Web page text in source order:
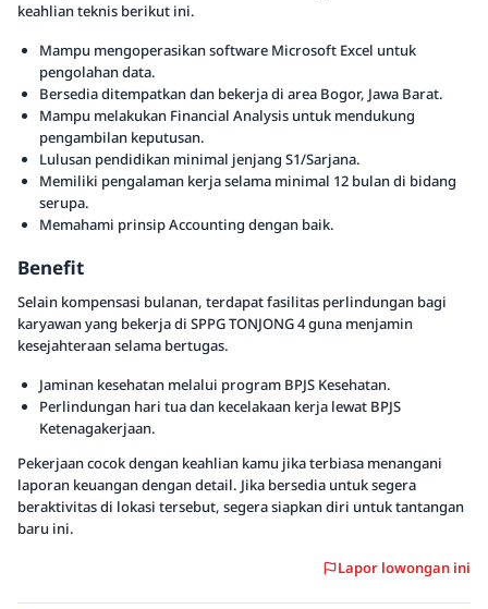
keahlian teknis berikut ini.
Mampu mengoperasikan software Microsoft Excel untuk
pengolahan data.
Bersedia ditempatkan dan bekerja di area Bogor, Jawa Barat.
Mampu melakukan Financial Analysis untuk mendukung
pengambilan keputusan.
Lulusan pendidikan minimal jenjang S1/Sarjana.
Memiliki pengalaman kerja selama minimal 12 bulan di bidang
serupa.
Memahami prinsip Accounting dengan baik.
Benefit
Selain kompensasi bulanan, terdapat fasilitas perlindungan bagi
karyawan yang bekerja di SPPG TONJONG 4 guna menjamin
kesejahteraan selama bertugas.
Jaminan kesehatan melalui program BPJS Kesehatan.
Perlindungan hari tua dan kecelakaan kerja lewat BPJS
Ketenagakerjaan.
Pekerjaan cocok dengan keahlian kamu jika terbiasa menangani
laporan keuangan dengan detail. Jika bersedia untuk segera
beraktivitas di lokasi tersebut, segera siapkan diri untuk tantangan
baru ini.
Lapor lowongan ini